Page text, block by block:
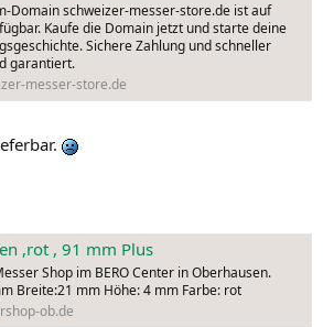
Domain schweizer-messer-store.de ist auf
Kaufe die Domain jetzt und starte deine
Sichere Zahlung und schneller
garantiert.
messer-store.de
,rot , 91 mm Plus
Shop im BERO Center in Oberhausen.
Breite:21 mm Höhe: 4 mm Farbe: rot
ob.de